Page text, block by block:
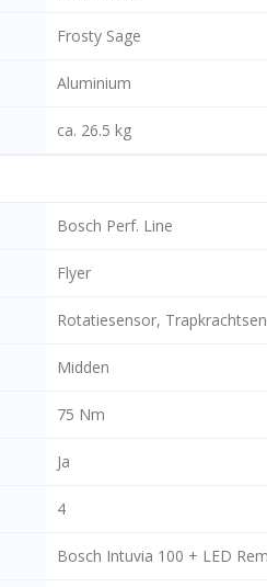
Frosty Sage
Aluminium
ca. 26.5 kg
Bosch Perf. Line
Flyer
Rotatiesensor,
Midden
75 Nm
Ja
4
Bosch Intuvia 100 + LED